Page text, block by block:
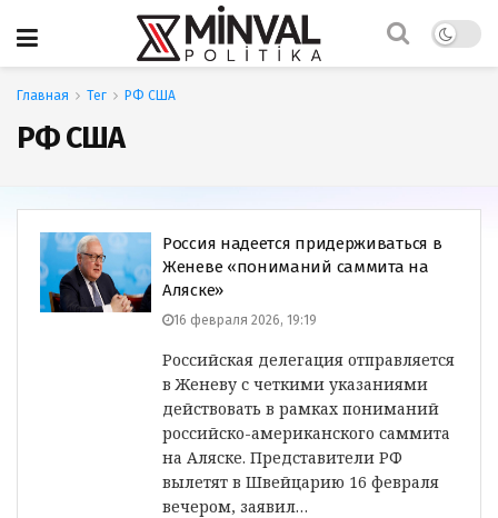
Главная Тег РФ США
РФ США
Россия надеется придерживаться в
Женеве «пониманий саммита на
Аляске»
16 февраля 2026, 19:19
Российская делегация отправляется
в Женеву с четкими указаниями
действовать в рамках пониманий
российско-американского саммита
на Аляске. Представители РФ
вылетят в Швейцарию 16 февраля
вечером, заявил…